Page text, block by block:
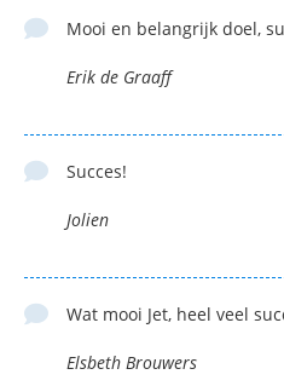
Mooi en belangrijk doel,
Erik de Graaff
Succes!
Jolien
Wat mooi Jet, heel veel
Elsbeth Brouwers